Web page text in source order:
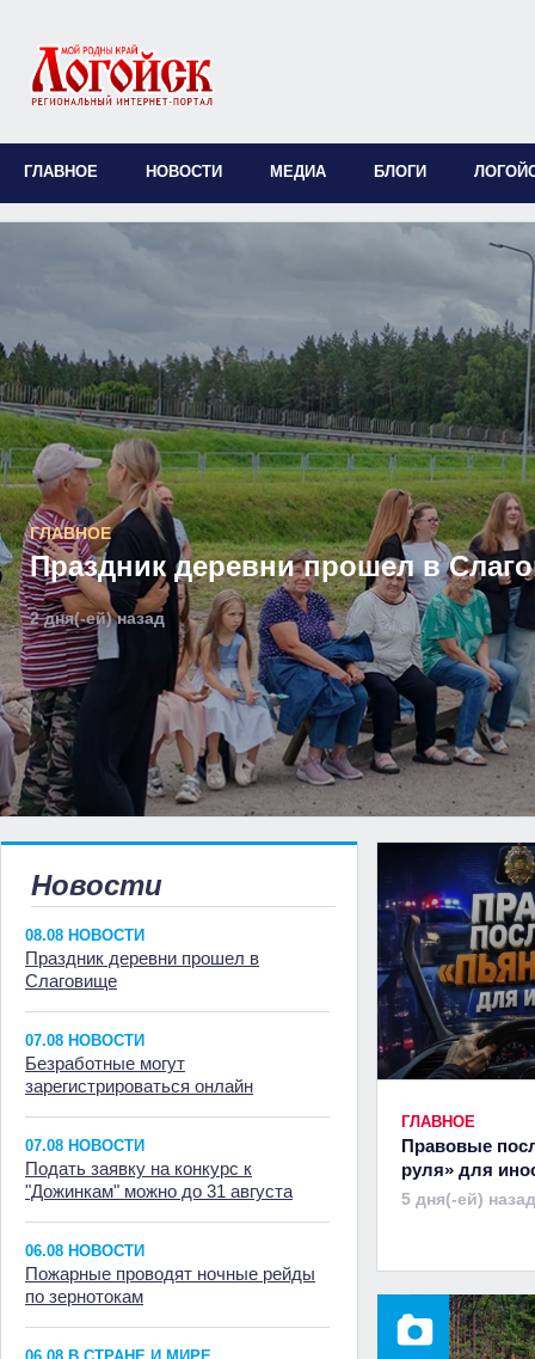
ГЛАВНОЕ НОВОСТИ МЕДИА БЛОГИ
ГЛАВНОЕ
Праздник деревни прошел в
2 дня(-ей) назад
Новости
08.08 НОВОСТИ
Праздник деревни прошел в
Слаговище
07.08 НОВОСТИ
Безработные могут
зарегистрироваться онлайн
07.08 НОВОСТИ
Подать заявку на конкурс к
"Дожинкам" можно до 31 августа
06.08 НОВОСТИ
Пожарные проводят ночные рейды
по зернотокам
ГЛАВНОЕ
Правовые
руля» для
5 дня(-ей) назад